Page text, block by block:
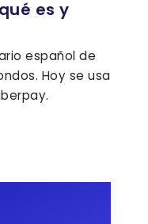
es y
español de
Hoy se usa